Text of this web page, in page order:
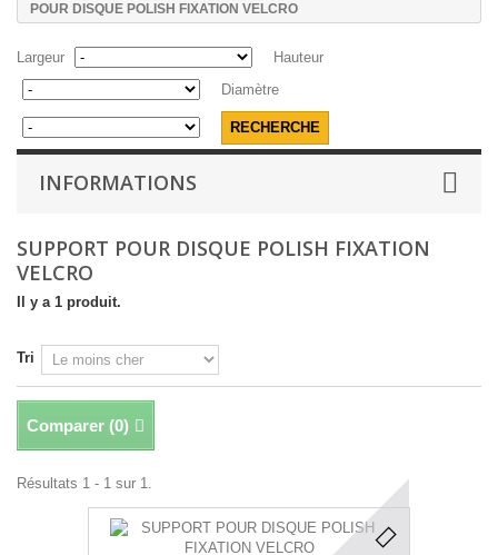
POUR DISQUE POLISH FIXATION VELCRO
Largeur
Hauteur
Diamètre
INFORMATIONS
SUPPORT POUR DISQUE POLISH FIXATION
VELCRO
Il y a 1 produit.
Tri
Comparer (0)
Résultats 1 - 1 sur 1.